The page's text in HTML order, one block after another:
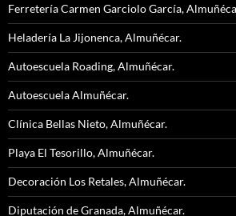
Ferretería Carmen Garciolo García,
Heladería La Jijonenca, Almuñécar.
Autoescuela Roading, Almuñécar.
Autoescuela Almuñécar.
Clínica Bellas Nieto, Almuñécar.
Playa El Tesorillo, Almuñécar.
Decoración Los Retales, Almuñécar.
Diputación de Granada, Almuñécar.